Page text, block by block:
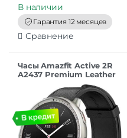
t
o
f
5
В наличии
Гарантия 12 месяцев
Сравнение
Часы Amazfit Active 2R
A2437 Premium Leather
Black (24376535137906)